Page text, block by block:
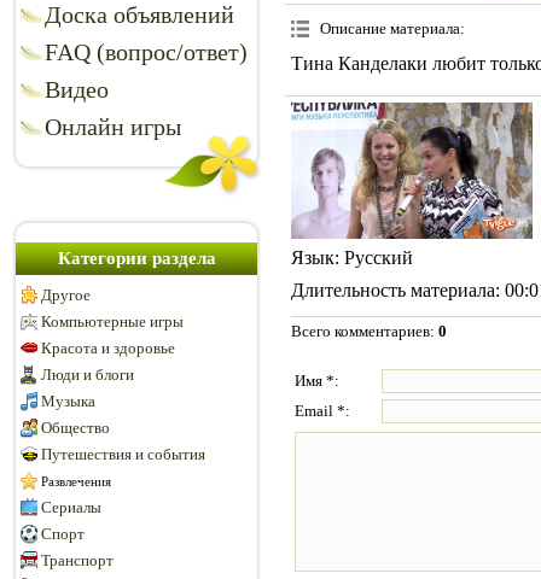
Доска объявлений
FAQ (вопрос/ответ)
Видео
Онлайн игры
Категории раздела
Другое
Компьютерные игры
Красота и здоровье
Люди и блоги
Музыка
Общество
Путешествия и события
Развлечения
Сериалы
Спорт
Транспорт
Описание материала:
Тина Канделаки любит
Язык: Русский
Длительность материала:
Всего комментариев: 0
Имя *:
Email *: